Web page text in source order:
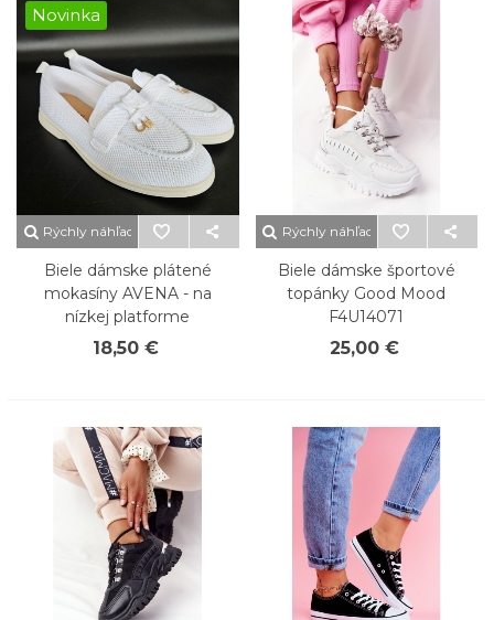
Novinka
Rýchly náhľad
Biele dámske plátené
mokasíny AVENA - na
nízkej platforme
18,50 €
Rýchly náhľad
Biele dámske športové
topánky Good Mood
F4U14071
25,00 €